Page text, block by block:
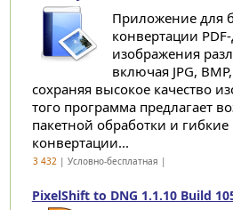
Приложение для
конвертации
изображения
включая JPG,
сохраняя высокое качество
того программа предлагает
пакетной обработки и гибкие
конвертации...
3 432| Условно-бесплатная |
PixelShift to DNG 1.1.10 Build